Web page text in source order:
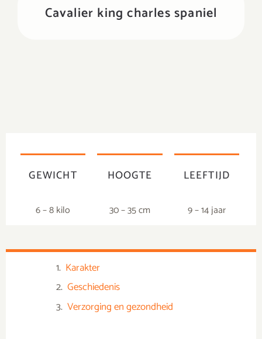
Cavalier king charles spaniel
GEWICHT
6 – 8 kilo
HOOGTE
30 – 35 cm
LEEFTIJD
9 – 14 jaar
Karakter
Geschiedenis
Verzorging en gezondheid